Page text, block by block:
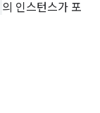
의 인스턴스가 포